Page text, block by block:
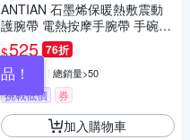
ANTIAN 石墨烯保暖熱敷震動
護腕帶 電熱按摩手腕帶 手碗按
摩儀 手腕保暖神器
$525 76折
4.9 總銷量>50
挑戰低價 券
加入購物車